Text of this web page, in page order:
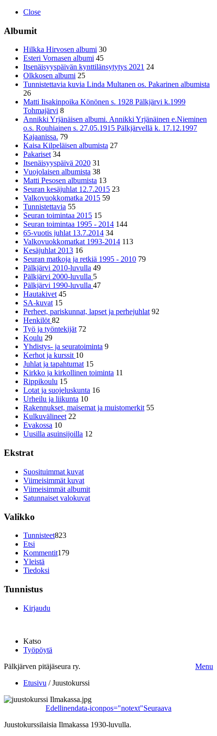
Close
Albumit
Hilkka Hirvosen albumi 30
Esteri Vornasen albumi 45
Itsenäisyyspäivän kynttilänsytytys 2021 24
Olkkosen albumi 25
Tunnistettavia kuvia Linda Multanen os. Pakarinen albumista
26
Matti Iisakinpoika Könönen s. 1928 Pälkjärvi k.1999
Tohmajärvi 8
Annikki Yrjänäisen albumi. Annikki Yrjänäinen e.Nieminen
o.s. Rouhiainen s. 27.05.1915 Pälkjärvellä k. 17.12.1997
Kajaanissa. 79
Kaisa Kilpeläisen albumista 27
Pakariset 34
Itsenäisyyspäivä 2020 31
Vuojolaisen albumista 38
Matti Pesosen albumista 13
Seuran kesäjuhlat 12.7.2015 23
Valkovuokkomatka 2015 59
Tunnistettavia 55
Seuran toimintaa 2015 15
Seuran toimintaa 1995 - 2014 144
65-vuotis juhlat 13.7.2014 34
Valkovuokkomatkat 1993-2014 113
Kesäjuhlat 2013 16
Seuran matkoja ja retkiä 1995 - 2010 79
Pälkjärvi 2010-luvulla 49
Pälkjärvi 2000-luvulla 5
Pälkjärvi 1990-luvulla 47
Hautakivet 45
SA-kuvat 15
Perheet, pariskunnat, lapset ja perhejuhlat 92
Henkilöt82
Työ ja työntekijät 72
Koulu 29
Yhdistys- ja seuratoiminta 9
Kerhot ja kurssit 10
Juhlat ja tapahtumat 15
Kirkko ja kirkollinen toiminta 11
Rippikoulu 15
Lotat ja suojeluskunta 16
Urheilu ja liikunta 10
Rakennukset, maisemat ja muistomerkit 55
Kulkuvälineet 22
Evakossa 10
Uusilla asuinsijoilla 12
Ekstrat
Suosituimmat kuvat
Viimeisimmät kuvat
Viimeisimmät albumit
Satunnaiset valokuvat
Valikko
Tunnisteet823
Etsi
Kommentit179
Yleistä
Tiedoksi
Tunnistus
Kirjaudu
Katso
Työpöytä
Pälkjärven pitäjäseura ry.
Menu
Etusivu /Juustokurssi
Edellinendata-iconpos="notext"Seuraava
Juustokurssilaisia Ilmakassa 1930-luvulla.